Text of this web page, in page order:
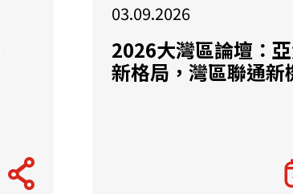
03.09.2026
2026大灣區論壇：
新格局，灣區聯通新